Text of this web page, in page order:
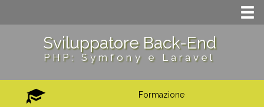
Sviluppatore Back-End
PHP: Symfony e Laravel
Formazione